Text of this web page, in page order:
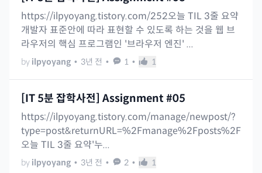
https://ilpyoyang.tistory.com/252오늘 TIL 3줄 요약
개발자 표준안에 따라 표현할 수 있도록 하는 것을 웹 브
라우저의 핵심 프로그램인 '브라우저 엔진' ...
by ilpyoyang • 3년 전 • 1 • 1
[IT 5분 잡학사전] Assignment #05
https://ilpyoyang.tistory.com/manage/newpost/?
type=post&returnURL=%2Fmanage%2Fposts%2F
오늘 TIL 3줄 요약'누...
by ilpyoyang • 3년 전 • 2 • 1